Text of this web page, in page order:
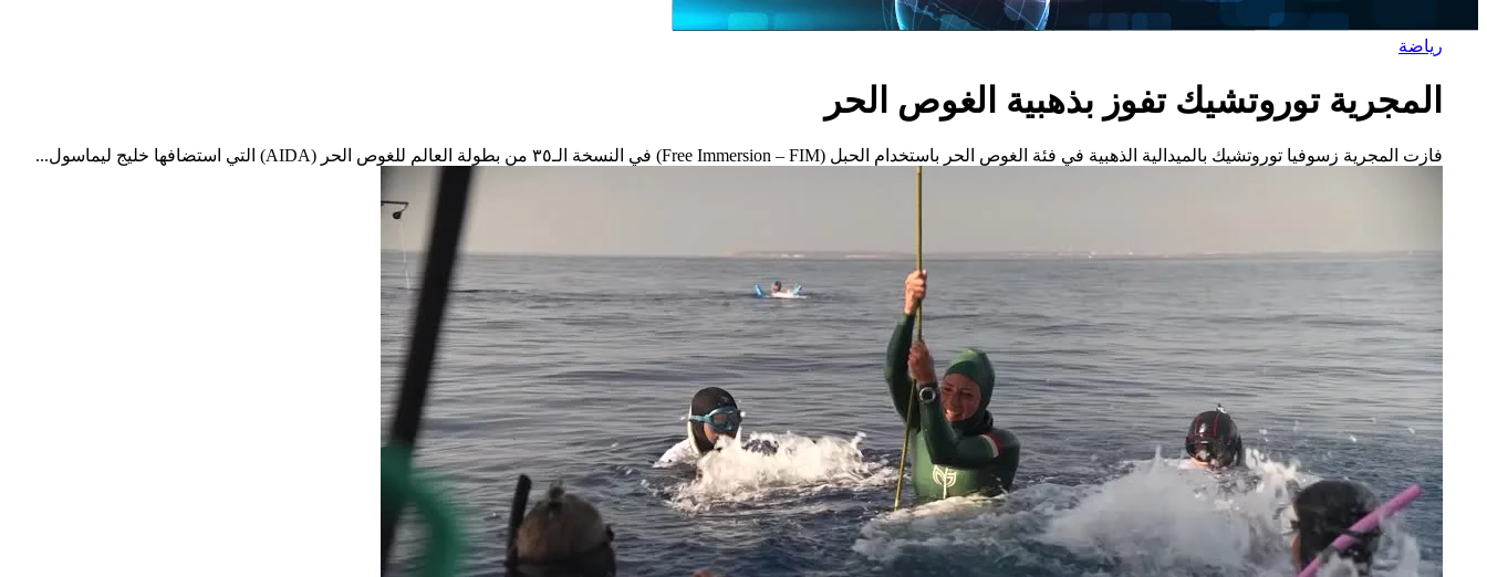
رياضة
المجرية توروتشيك تفوز بذهبية الغوص الحر
فازت المجرية زسوفيا توروتشيك بالميدالية الذهبية في فئة الغوص الحر باستخدام الحبل (Free Immersion – FIM) في النسخة الـ٣٥ من بطولة العالم للغوص الحر (AIDA) التي استضافها خليج ليماسول...